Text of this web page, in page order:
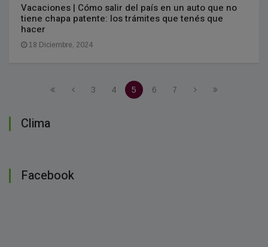
Vacaciones | Cómo salir del país en un auto que no
tiene chapa patente: los trámites que tenés que
hacer
18 Diciembre, 2024
3 4 5 6 7
Clima
Facebook